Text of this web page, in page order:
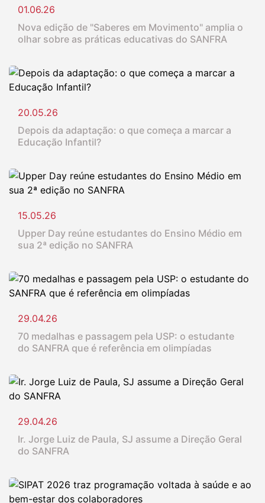
01.06.26
Nova edição de "Saberes em Movimento" amplia o
olhar sobre as práticas educativas do SANFRA
20.05.26
Depois da adaptação: o que começa a marcar a
Educação Infantil?
15.05.26
Upper Day reúne estudantes do Ensino Médio em
sua 2ª edição no SANFRA
29.04.26
70 medalhas e passagem pela USP: o estudante
do SANFRA que é referência em olimpíadas
29.04.26
Ir. Jorge Luiz de Paula, SJ assume a Direção Geral
do SANFRA